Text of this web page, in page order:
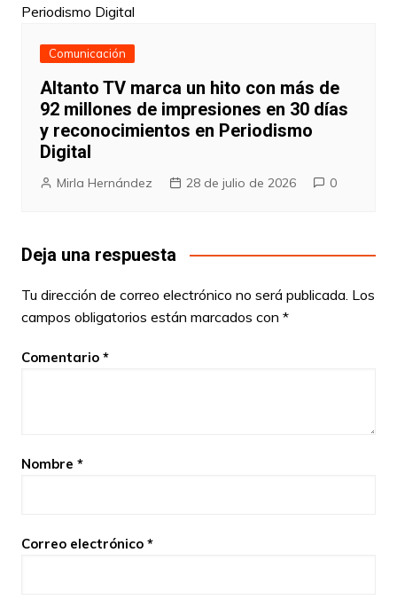
Comunicación
Altanto TV marca un hito con más de
92 millones de impresiones en 30 días
y reconocimientos en Periodismo
Digital
Mirla Hernández 28 de julio de 2026 0
Deja una respuesta
Tu dirección de correo electrónico no será publicada. Los
campos obligatorios están marcados con *
Comentario *
Nombre *
Correo electrónico *